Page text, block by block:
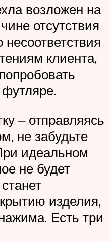
возложен на
отсутствия
несоответствия
клиента,
‒ отправляясь
не забудьте
идеальном
не будет
изделия,
Есть три